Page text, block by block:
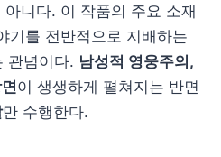
니다. 이 작품의 주요 소재
기를 전반적으로 지배하는
관념이다. 남성적 영웅주의,
이 생생하게 펼쳐지는 반면
만 수행한다.